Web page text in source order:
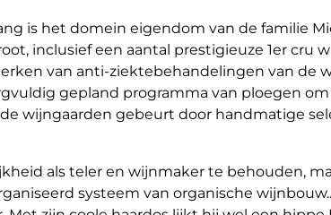
is het domein eigendom van de familie
inclusief een aantal prestigieuze 1er cru
van anti-ziektebehandelingen van de
gepland programma van ploegen
wijngaarden gebeurt door handmatige
als teler en wijnmaker te behouden,
systeem van organische